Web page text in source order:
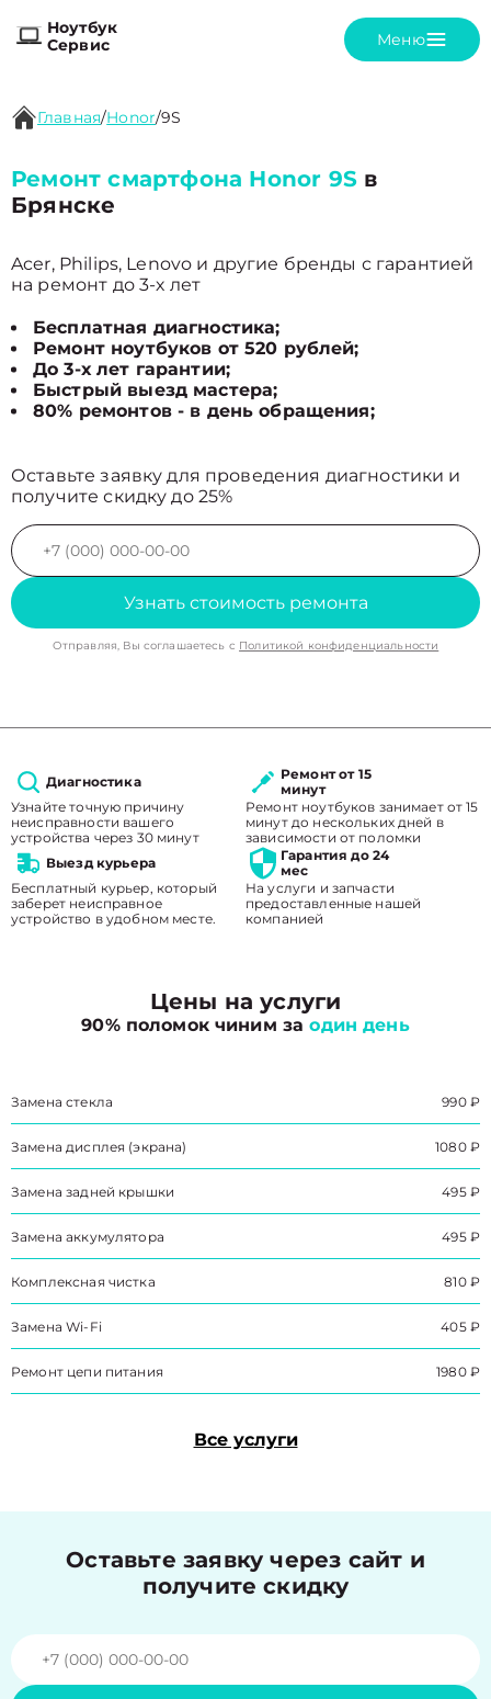
Ноутбук
Сервис
Меню
Главная/Honor/9S
Ремонт смартфона Honor 9S в
Брянске
Acer, Philips, Lenovo и другие бренды с гарантией
на ремонт до 3-х лет
Бесплатная диагностика;
Ремонт ноутбуков от 520 рублей;
До 3-х лет гарантии;
Быстрый выезд мастера;
80% ремонтов - в день обращения;
Оставьте заявку для проведения диагностики и
получите скидку до 25%
Узнать стоимость ремонта
Отправляя, Вы соглашаетесь с Политикой конфиденциальности
Диагностика
Узнайте точную причину
неисправности вашего
устройства через 30 минут
Ремонт от 15
минут
Ремонт ноутбуков занимает от 15
минут до нескольких дней в
зависимости от поломки
Выезд курьера
Бесплатный курьер, который
заберет неисправное
устройство в удобном месте.
Гарантия до 24
мес
На услуги и запчасти
предоставленные нашей
компанией
Цены на услуги
90% поломок чиним заодин день
Замена стекла 990 ₽
Замена дисплея (экрана) 1080 ₽
Замена задней крышки 495 ₽
Замена аккумулятора 495 ₽
Комплексная чистка 810 ₽
Замена Wi-Fi 405 ₽
Ремонт цепи питания 1980 ₽
Все услуги
Оставьте заявку через сайт и
получите скидку